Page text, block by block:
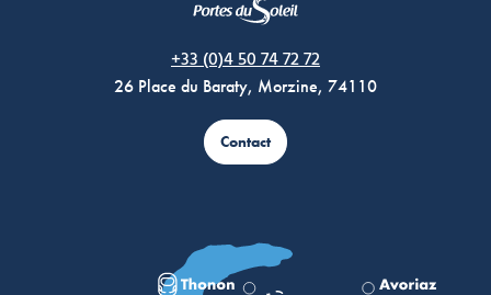
+33 (0)4 50 74 72 72
26 Place du Baraty, Morzine, 74110
Contact